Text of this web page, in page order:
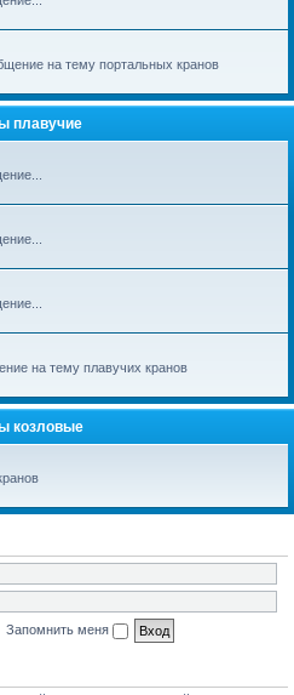
на тему портальных кранов
плавучие
на тему плавучих кранов
козловые
Запомнить меня